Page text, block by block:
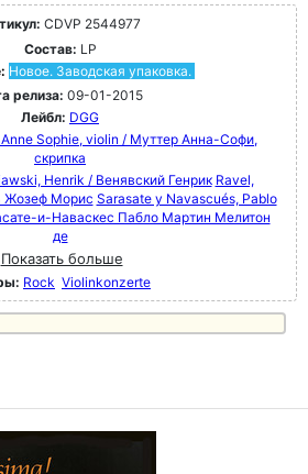
CDVP 2544977
Состав: LP
Новое. Заводская упаковка.
релиза: 09-01-2015
Лейбл: DGG
Sophie, violin / Муттер Анна-Софи,
скрипка
Henrik / Венявский Генрик Ravel,
Жозеф Морис Sarasate y Navascués, Pablo
и-Наваскес Пабло Мартин Мелитон
де
Показать больше
Rock Violinkonzerte